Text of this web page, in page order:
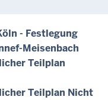
- Festlegung
Meisenbach
Teilplan
Teilplan Nicht